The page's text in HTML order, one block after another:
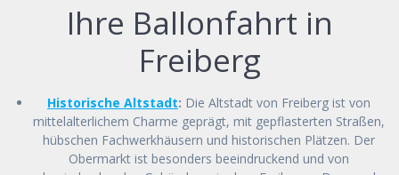
Ihre Ballonfahrt in
Freiberg
Historische Altstadt: Die Altstadt von Freiberg ist von
mittelalterlichem Charme geprägt, mit gepflasterten Straßen,
hübschen Fachwerkhäusern und historischen Plätzen. Der
Obermarkt ist besonders beeindruckend und von